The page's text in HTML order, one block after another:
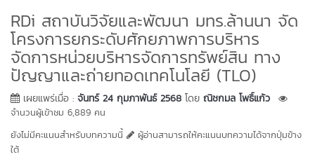
RDi สถาบันวิจัยและพัฒนา มทร.ล้านนา จัด
โครงการยกระดับศักยภาพการบริหาร
จัดการหน่วยบริหารจัดการทรัพย์สิน ทาง
ปัญญาและถ่ายทอดเทคโนโลยี (TLO)
เผยแพร่เมื่อ : จันทร์ 24 กุมภาพันธ์ 2568 โดย ณิชกมล โพธิ์แก้ว
จำนวนผู้เข้าชม 6,889 คน
ยังไม่มีคะแนนสำหรับบทความนี้
ผู้อ่านสามารถให้คะแนนบทความได้จากปุ่มข้าง
ใต้